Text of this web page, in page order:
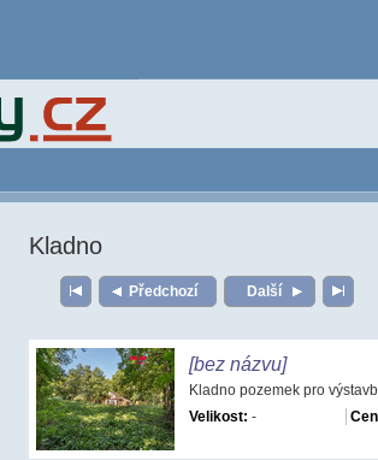
Kladno
Předchozí Další
[bez názvu]
Kladno pozemek pro
Velikost: -